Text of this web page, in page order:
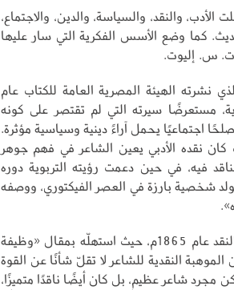
الأدب، والنقد، والسياسة، والدين، والاجتماع،
كما وضع الأسس الفكرية التي سار عليها
ت. س. إليوت.
نشرته الهيئة المصرية العامة للكتاب عام
مستعرضًا سيرته التي لم تقتصر على كونه
اجتماعيًا يحمل آراءً دينية وسياسية مؤثرة.
نقده الأدبي يعين الشاعر في فهم جوهر
فيه، في حين دعمت رؤيته التربوية دوره
شخصية بارزة في العصر الفيكتوري، ووصفه
نُشرت أولى فصول كتاب آرنولد في النقد عام 1865م، حيث استهلّه بمقال «وظيفة
النقدية للشاعر لا تقلّ شأنًا عن القوة
مجرد شاعر عظيم، بل كان أيضًا ناقدًا متميزًا،